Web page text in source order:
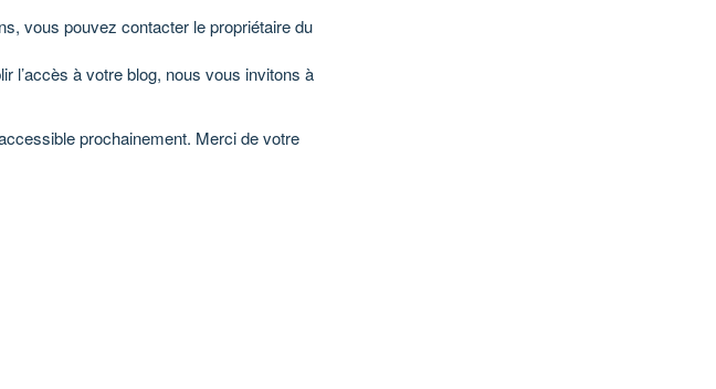
vous pouvez contacter le propriétaire du
l’accès à votre blog, nous vous invitons à
prochainement. Merci de votre